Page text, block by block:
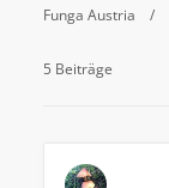
Funga Austria
5 Beiträge